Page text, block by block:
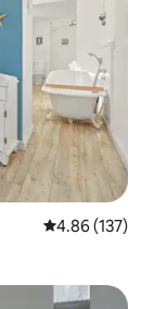
औसत रेटिंग 5 में से
4.86 (137)